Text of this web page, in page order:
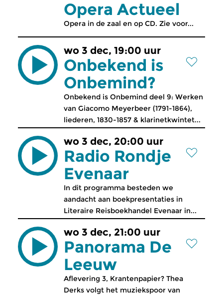
Opera Actueel
Opera in de zaal en op CD. Zie voor...
wo 3 dec, 19:00 uur
Onbekend is
Onbemind?
Onbekend is Onbemind deel 9: Werken
van Giacomo Meyerbeer (1791-1864),
liederen, 1830-1857 & klarinetkwintet...
wo 3 dec, 20:00 uur
Radio Rondje
Evenaar
In dit programma besteden we
aandacht aan boekpresentaties in
Literaire Reisboekhandel Evenaar in...
wo 3 dec, 21:00 uur
Panorama De
Leeuw
Aflevering 3, Krantenpapier? Thea
Derks volgt het muziekspoor van